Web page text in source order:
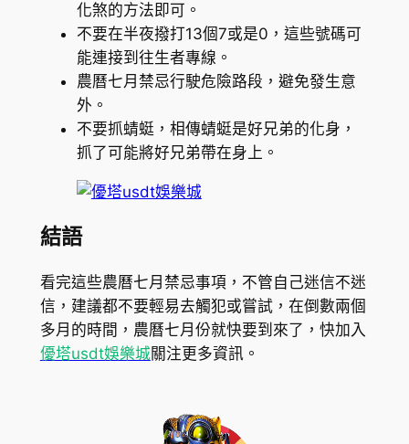
化煞的方法即可。
不要在半夜撥打13個7或是0，這些號碼可
能連接到往生者專線。
農曆七月禁忌行駛危險路段，避免發生意
外。
不要抓蜻蜓，相傳蜻蜓是好兄弟的化身，
抓了可能將好兄弟帶在身上。
結語
看完這些農曆七月禁忌事項，不管自己迷信不迷
信，建議都不要輕易去觸犯或嘗試，在倒數兩個
多月的時間，農曆七月份就快要到來了，快加入
優塔usdt娛樂城關注更多資訊。